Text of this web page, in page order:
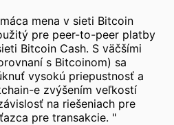
mena v sieti Bitcoin
pre peer-to-peer platby
Bitcoin Cash. S väčšími
s Bitcoinom) sa
vysokú priepustnosť a
e zvýšením veľkostí
na riešeniach pre
pre transakcie. "